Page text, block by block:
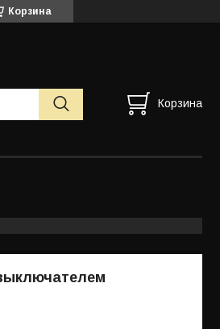
Корзина
Корзина